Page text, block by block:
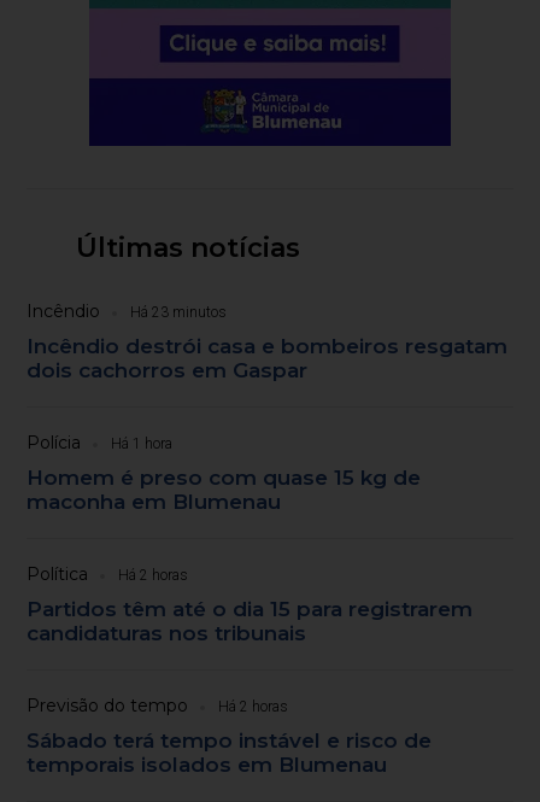
Últimas notícias
Incêndio Há 23 minutos
Incêndio destrói casa e bombeiros resgatam
dois cachorros em Gaspar
Polícia Há 1 hora
Homem é preso com quase 15 kg de
maconha em Blumenau
Política Há 2 horas
Partidos têm até o dia 15 para registrarem
candidaturas nos tribunais
Previsão do tempo Há 2 horas
Sábado terá tempo instável e risco de
temporais isolados em Blumenau